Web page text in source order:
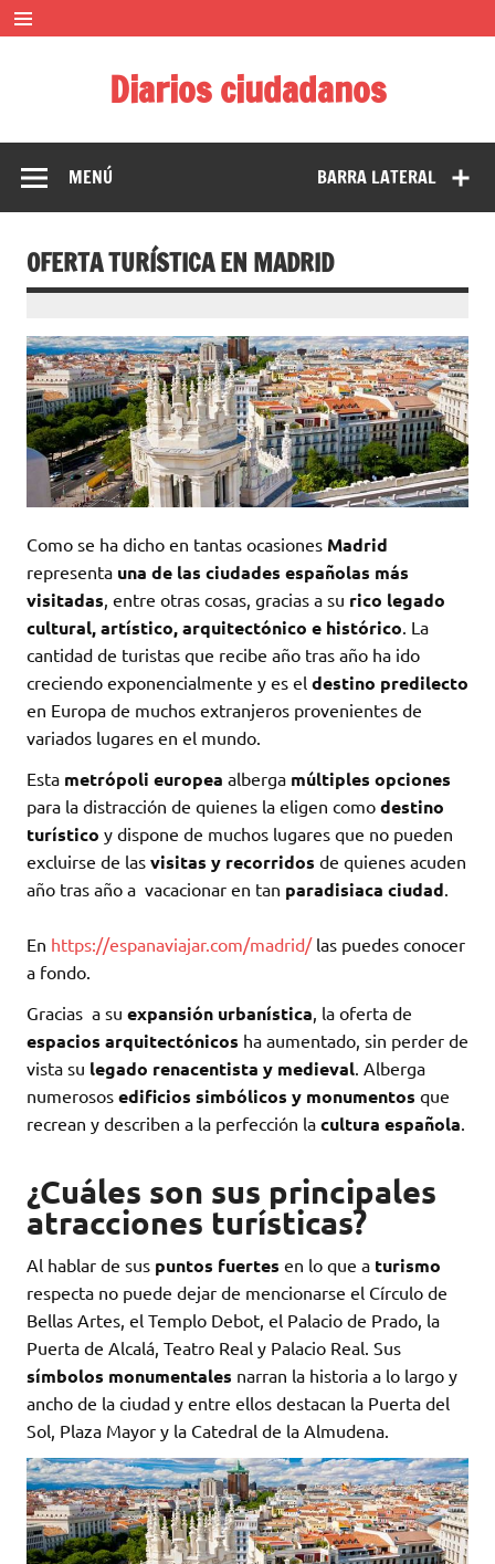
Saltar
contenido
Diarios ciudadanos
BARRA LATERAL
MENÚ
OFERTA TURÍSTICA EN MADRID
Como se ha dicho en tantas ocasiones Madrid
representa una de las ciudades españolas más
visitadas, entre otras cosas, gracias a su rico legado
cultural, artístico, arquitectónico e histórico. La
cantidad de turistas que recibe año tras año ha ido
creciendo exponencialmente y es el destino predilecto
en Europa de muchos extranjeros provenientes de
variados lugares en el mundo.
Esta metrópoli europea alberga múltiples opciones
para la distracción de quienes la eligen como destino
turístico y dispone de muchos lugares que no pueden
excluirse de las visitas y recorridos de quienes acuden
año tras año a vacacionar en tan paradisiaca ciudad.
En https://espanaviajar.com/madrid/las puedes conocer
a fondo.
Gracias a su expansión urbanística, la oferta de
espacios arquitectónicos ha aumentado, sin perder de
vista su legado renacentista y medieval. Alberga
numerosos edificios simbólicos y monumentos que
recrean y describen a la perfección la cultura española.
¿Cuáles son sus principales
atracciones turísticas?
Al hablar de sus puntos fuertes en lo que a turismo
respecta no puede dejar de mencionarse el Círculo de
Bellas Artes, el Templo Debot, el Palacio de Prado, la
Puerta de Alcalá, Teatro Real y Palacio Real. Sus
símbolos monumentales narran la historia a lo largo y
ancho de la ciudad y entre ellos destacan la Puerta del
Sol, Plaza Mayor y la Catedral de la Almudena.